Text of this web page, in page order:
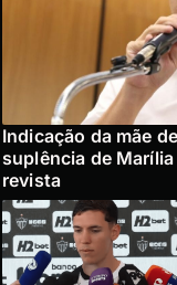
Indicação da mãe
suplência de
revista